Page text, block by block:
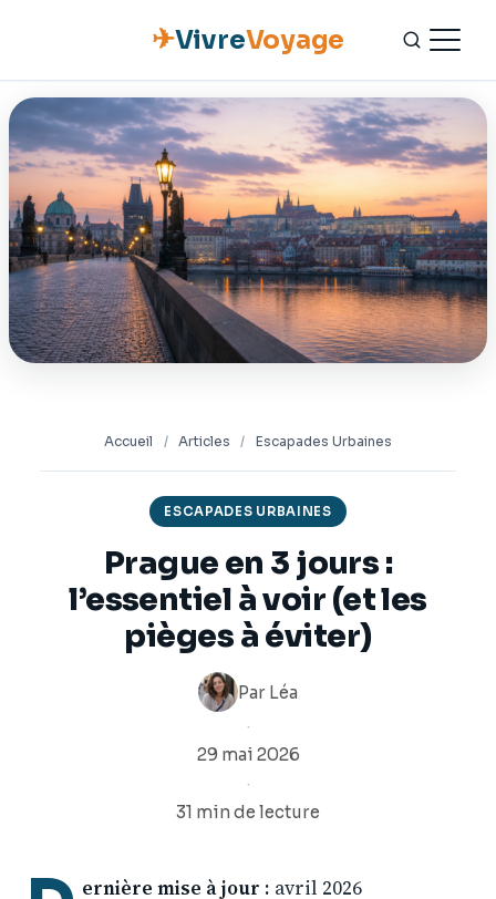
✈VivreVoyage
ACCUEIL
ESCAPADES
NATURE
GASTRONOMIE
CULTURE
Accueil / Articles / Escapades Urbaines
ESCAPADES URBAINES
Prague en 3 jours :
l’essentiel à voir (et les
pièges à éviter)
Par Léa
·
29 mai 2026
·
31 min de lecture
ernière mise à jour : avril 2026